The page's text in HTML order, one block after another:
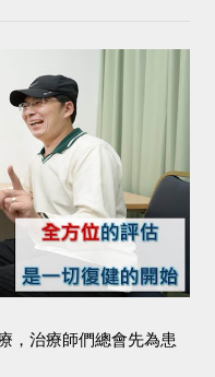
，治療師們總會先為患